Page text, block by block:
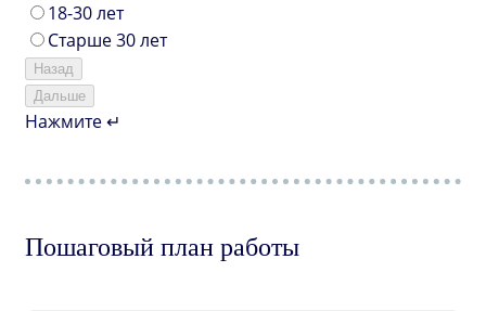
18-30 лет
Старше 30 лет
Назад
Дальше
Нажмите ↵
Пошаговый план работы